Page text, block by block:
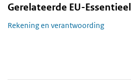
Gerelateerde EU-Essentieel
Rekening en verantwoording